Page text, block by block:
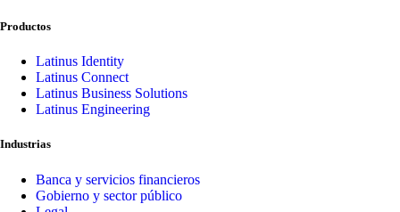
Productos
Latinus Identity
Latinus Connect
Latinus Business Solutions
Latinus Engineering
Industrias
Banca y servicios financieros
Gobierno y sector público